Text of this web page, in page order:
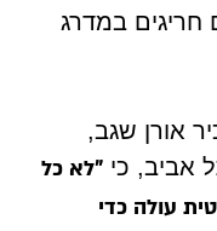
במדרג
אורן שגב,
אביב, כי "לא כל
עולה כדי